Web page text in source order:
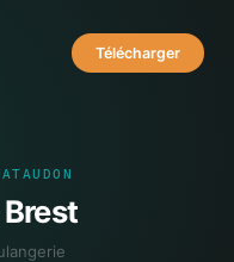
Télécharger